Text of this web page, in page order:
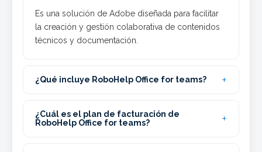
Es una solución de Adobe diseñada para facilitar
la creación y gestión colaborativa de contenidos
técnicos y documentación.
¿Qué incluye RoboHelp Office for teams?
¿Cuál es el plan de facturación de
RoboHelp Office for teams?